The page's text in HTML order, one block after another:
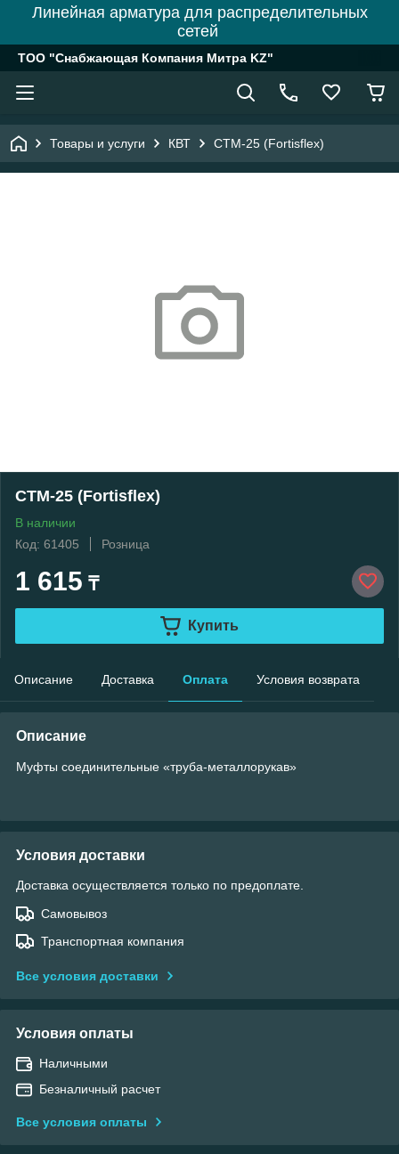
Линейная арматура для распределительных
сетей
ТОО "Снабжающая Компания Митра KZ"
Товары и услуги КВТ СТМ-25 (Fortisflex)
СТМ-25 (Fortisflex)
В наличии
Код: 61405
Розница
1 615 ₸
Купить
Описание Доставка Оплата Условия возврата
Описание
Муфты соединительные «труба-металлорукав»
Условия доставки
Доставка осуществляется только по предоплате.
Самовывоз
Транспортная компания
Все условия доставки
Условия оплаты
Наличными
Безналичный расчет
Все условия оплаты